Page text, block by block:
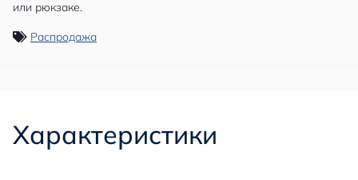
или рюкзаке.
Распродажа
Характеристики